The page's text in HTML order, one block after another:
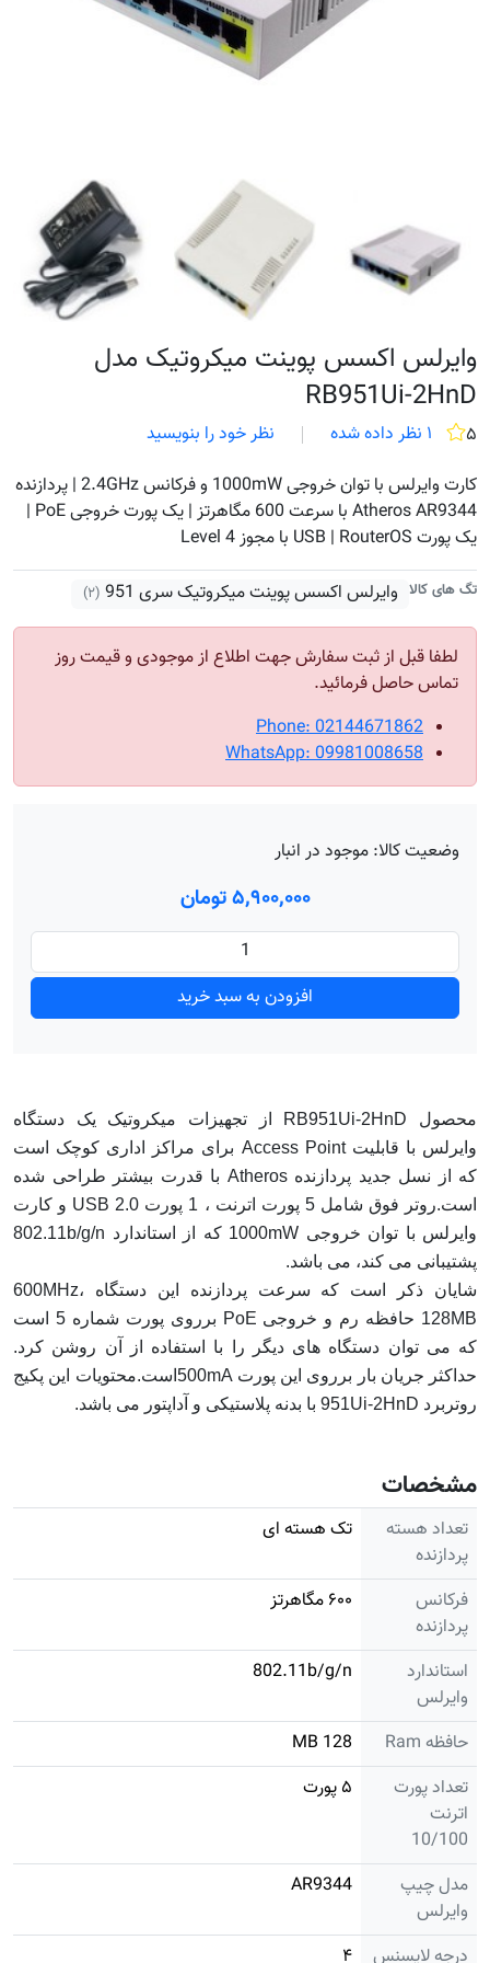
وایرلس اکسس پوینت میکروتیک مدل
RB951Ui-2HnD
۵ ۱ نظر داده شده
نظر خود را بنویسید
کارت وایرلس با توان خروجی 1000mW و فرکانس 2.4GHz | پردازنده
Atheros AR9344 با سرعت 600 مگاهرتز | یک پورت خروجی PoE |
یک پورت USB | RouterOS با مجوز Level 4
تگ های کالا وایرلس اکسس پوینت میکروتیک سری 951 (۲)
لطفا قبل از ثبت سفارش جهت اطلاع از موجودی و قیمت روز
تماس حاصل فرمائید.
Phone: 02144671862
WhatsApp: 09981008658
وضعیت کالا: موجود در انبار
۵٬۹۰۰٬۰۰۰ تومان
افزودن به سبد خرید
محصول RB951Ui-2HnD از تجهیزات میکروتیک یک دستگاه
وایرلس با قابلیت Access Point برای مراکز اداری کوچک است
که از نسل جدید پردازنده Atheros با قدرت بیشتر طراحی شده
است.روتر فوق شامل 5 پورت اترنت ، 1 پورت USB 2.0 و کارت
وایرلس با توان خروجی 1000mW که از استاندارد 802.11b/g/n
پشتیبانی می کند، می باشد.
شایان ذکر است که سرعت پردازنده این دستگاه 600MHz،
128MB حافظه رم و خروجی PoE برروی پورت شماره 5 است
که می توان دستگاه های دیگر را با استفاده از آن روشن کرد.
حداکثر جریان بار برروی این پورت 500mAاست.محتویات این پکیج
روتربرد 951Ui-2HnD با بدنه پلاستیکی و آداپتور می باشد.
مشخصات
تعداد هسته
پردازنده
تک هسته ای
فرکانس
پردازنده
۶۰۰ مگاهرتز
استاندارد
وایرلس
802.11b/g/n
حافظه Ram
128 MB
تعداد پورت
اترنت
10/100
۵ پورت
مدل چیپ
وایرلس
AR9344
درجه لایسنس ۴